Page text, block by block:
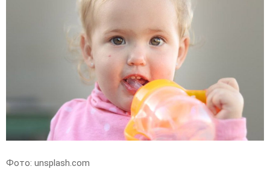
Фото: unsplash.com